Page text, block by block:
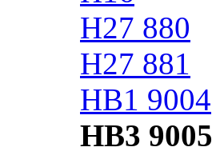
H27 880
H27 881
HB1 9004
HB3 9005